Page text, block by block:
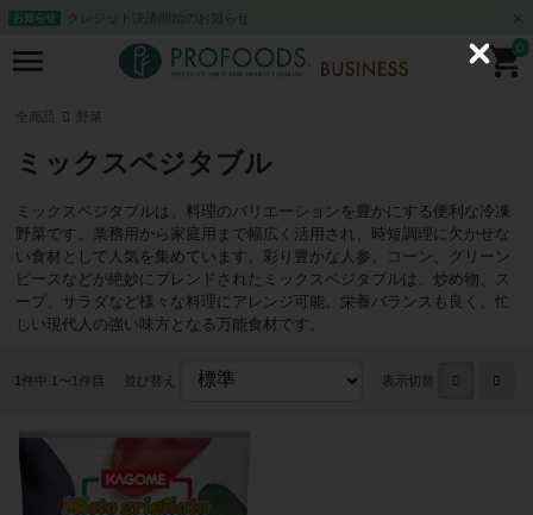
お知らせ クレジット決済開始のお知らせ
0
全商品 野菜
ミックスベジタブル
ミックスベジタブルは、料理のバリエーションを豊かにする便利な冷凍
野菜です。業務用から家庭用まで幅広く活用され、時短調理に欠かせな
い食材として人気を集めています。彩り豊かな人参、コーン、グリーン
ピースなどが絶妙にブレンドされたミックスベジタブルは、炒め物、ス
ープ、サラダなど様々な料理にアレンジ可能。栄養バランスも良く、忙
しい現代人の強い味方となる万能食材です。
1 件中 1〜1件目 並び替え 表示切替
C